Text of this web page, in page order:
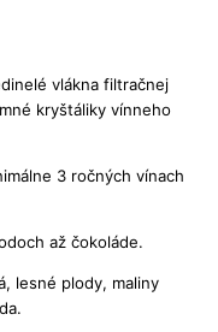
vlákna filtračnej
kryštáliky vínneho
3 ročných vínach
až čokoláde.
lesné plody, maliny